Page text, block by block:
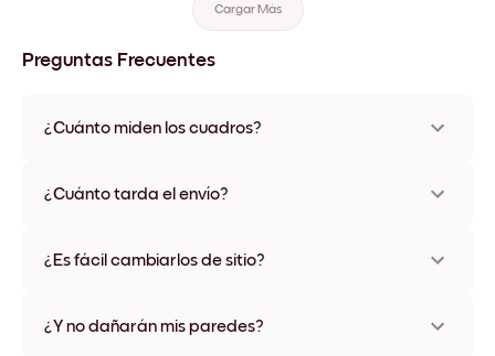
Cargar Más
Preguntas Frecuentes
¿Cuánto miden los cuadros?
varios materiales y colores de marco, incluidas opciones sin
¿Cuánto tarda el envío?
disponibles en algunos países. Te enviaremos un número de
¿Es fácil cambiarlos de sitio?
ningún daño
¿Y no dañarán mis paredes?